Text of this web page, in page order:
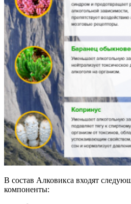
В состав Алковикса входят
компоненты: